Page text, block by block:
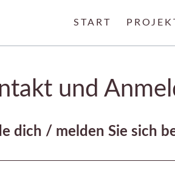
START
und
dich / melden Sie sich